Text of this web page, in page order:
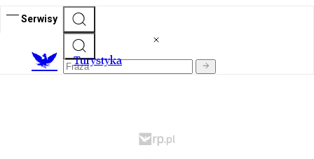
Serwisy
Turystyka